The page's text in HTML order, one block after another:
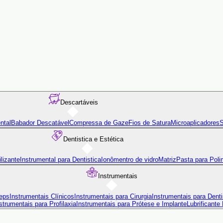
Descartáveis
Babador Descatável Compressa de GazeFios de SaturaMicroaplicadores
Dentistica e Estética
Instrumental para Dentistica Ionômentro de vidroMatriz Pasta para
Instrumentais
Instrumentais Clínicos Instrumentais para CirurgiaInstrumentais para
para Profilaxia Instrumentais para Prótese e Implante